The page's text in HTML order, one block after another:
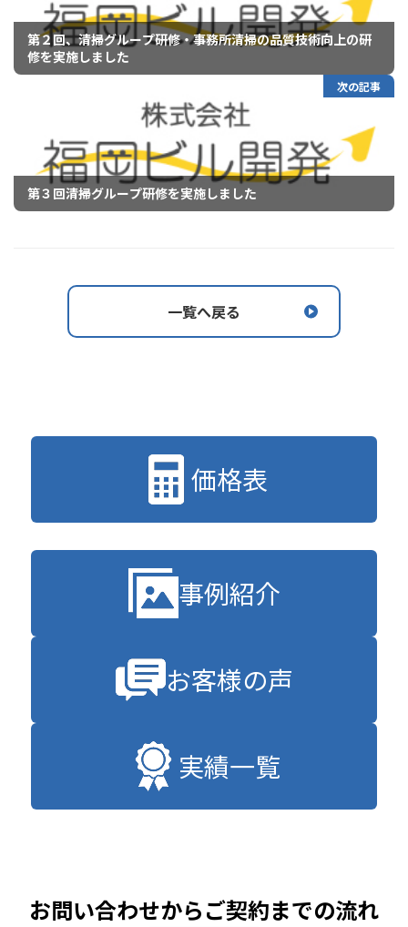
第２回、清掃グループ研修・事務所清掃の品質技術向上の研
修を実施しました
次の記事
第３回清掃グループ研修を実施しました
一覧へ戻る
価格表
事例紹介
お客様の声
実績一覧
お問い合わせからご契約までの流れ